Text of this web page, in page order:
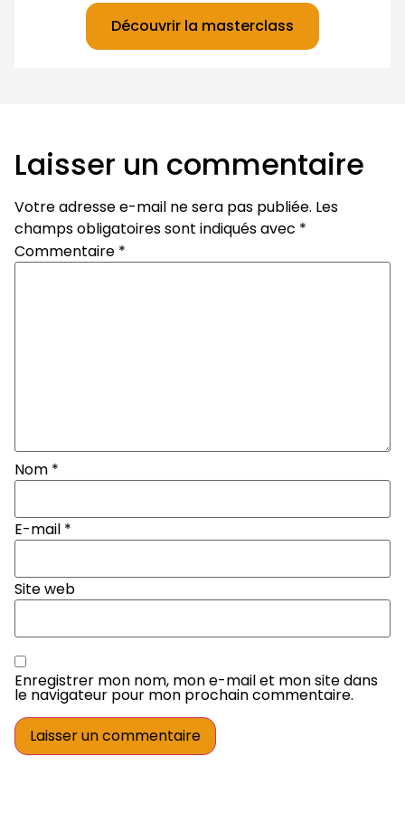
Découvrir la masterclass
Laisser un commentaire
Votre adresse e-mail ne sera pas publiée. Les
champs obligatoires sont indiqués avec *
Commentaire *
Nom *
E-mail *
Site web
Enregistrer mon nom, mon e-mail et mon site dans
le navigateur pour mon prochain commentaire.